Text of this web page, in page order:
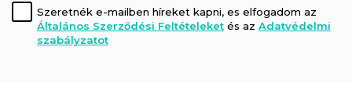
Szeretnék e-mailben híreket kapni, es elfogadom az
Általános Szerződési Feltételeket és az Adatvédelmi
szabályzatot